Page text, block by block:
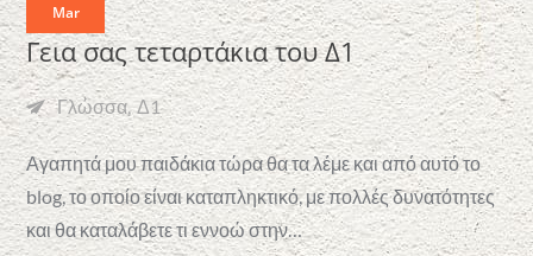
Mar
Γεια σας τεταρτάκια του Δ1
Γλώσσα Δ1
Αγαπητά μου παιδάκια τώρα θα τα λέμε και από αυτό το
blog, το οποίο είναι καταπληκτικό, με πολλές δυνατότητες
και θα καταλάβετε τι εννοώ στην…